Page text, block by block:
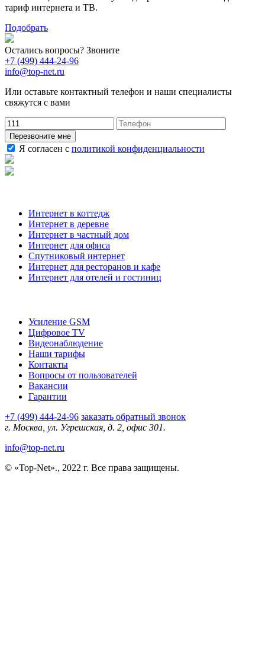
тариф интернета и ТВ.
Подобрать
Остались вопросы? Звоните
+7 (499) 444-24-96
info@top-net.ru
Или оставьте контактный телефон и наши специалисты
свяжутся с вами
Перезвоните мне
Я согласен с политикой конфиденциальности
Интернет в коттедж
Интернет в деревне
Интернет в частный дом
Интернет для офиса
Спутниковый интернет
Интернет для ресторанов и кафе
Интернет для отелей и гостиниц
Усиление GSM
Цифровое TV
Видеонаблюдение
Наши тарифы
Контакты
Вопросы от пользователей
Вакансии
Гарантии
+7 (499) 444-24-96 заказать обратный звонок
г. Москва, ул. Угрешская, д. 2, офис 301.
info@top-net.ru
© «Top-Net»., 2022 г. Все права защищены.